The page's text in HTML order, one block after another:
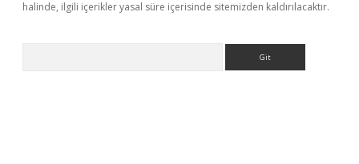
halinde, ilgili içerikler yasal süre içerisinde sitemizden kaldırılacaktır.